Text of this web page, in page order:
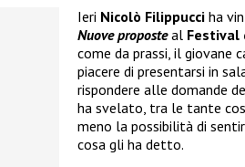
Ieri Nicolò Filippucci ha
Nuove proposteal Festival
come da prassi, il giovane
piacere di presentarsi in
rispondere alle domande
ha svelato, tra le tante
meno la possibilità di
cosa gli ha detto.